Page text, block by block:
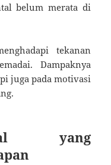
belum merata di
tekanan
Dampaknya
juga pada motivasi
yang